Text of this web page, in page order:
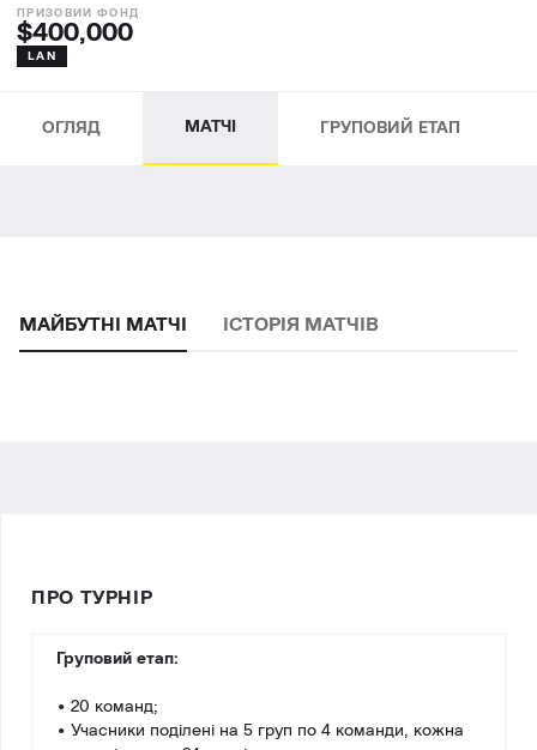
$400,000
LAN
ОГЛЯД МАТЧІ ГРУПОВИЙ ЕТАП
МАЙБУТНІ МАТЧІ ІСТОРІЯ МАТЧІВ
ПРО ТУРНІР
Груповий етап:
• 20 команд;
• Учасники поділені на 5 груп по 4 команди, кожна